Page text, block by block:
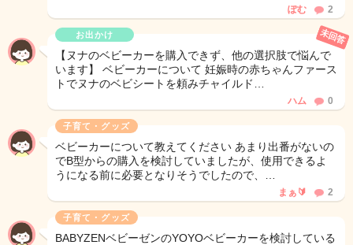
ぽむ 2
お出かけ
【ヌナのベビーカーを購入できず、他の選択肢で悩んで
います】 ベビーカーについて 妊娠時の赤ちゃんファース
トでヌナのベビシートを頼みチャイルド…
未回答
ハム 0
子育て・グッズ
ベビーカーについて教えてください あまり出番がないの
でB型からの購入を検討していましたが、使用できるよ
うになる前に必要となりそうでしたので、…
まぁ🔰 2
子育て・グッズ
BABYZENベビーゼンのYOYOベビーカーを検討している